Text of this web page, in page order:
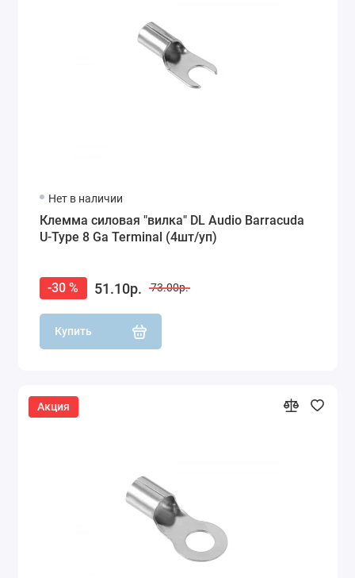
Нет в наличии
Клемма силовая "вилка" DL Audio Barracuda
U-Type 8 Ga Terminal (4шт/уп)
-30 % 51.10р. 73.00р.
Купить
Акция